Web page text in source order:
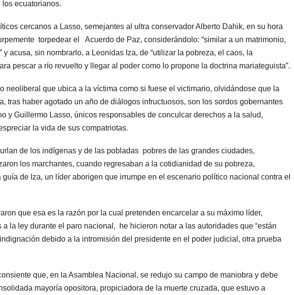
ecuatorianos.
cercanos a Lasso, semejantes al ultra conservador Alberto Dahik, en su hora
torpedear el Acuerdo de Paz, considerándolo: “similar a un matrimonio,
acusa, sin nombrarlo, a Leonidas Iza, de “utilizar la pobreza, el caos, la
pescar a río revuelto y llegar al poder como lo propone la doctrina mariateguista”.
neoliberal que ubica a la víctima como si fuese el victimario, olvidándose que la
tras haber agotado un año de diálogos infructuosos, son los sordos gobernantes
y Guillermo Lasso, únicos responsables de conculcar derechos a la salud,
la vida de sus compatriotas.
de los indígenas y de las pobladas pobres de las grandes ciudades,
los marchantes, cuando regresaban a la cotidianidad de su pobreza,
de Iza, un líder aborigen que irrumpe en el escenario político nacional contra el
que esa es la razón por la cual pretenden encarcelar a su máximo líder,
la ley durante el paro nacional, he hicieron notar a las autoridades que “están
debido a la intromisión del presidente en el poder judicial, otra prueba
que, en la Asamblea Nacional, se redujo su campo de maniobra y debe
mayoría opositora, propiciadora de la muerte cruzada, que estuvo a